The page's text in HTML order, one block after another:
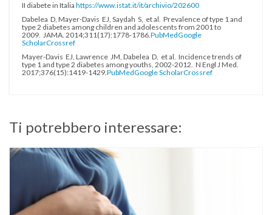
II diabete in Italia https://www.istat.it/it/archivio/202600
Dabelea D, Mayer-Davis EJ, Saydah S, et al. Prevalence of type 1 and
type 2 diabetes among children and adolescents from 2001 to
2009. JAMA. 2014;311(17):1778-1786.PubMedGoogle
ScholarCrossref
Mayer-Davis EJ, Lawrence JM, Dabelea D, et al. Incidence trends of
type 1 and type 2 diabetes among youths, 2002-2012. N Engl J Med.
2017;376(15):1419-1429.PubMedGoogle ScholarCrossref
Ti potrebbero interessare: